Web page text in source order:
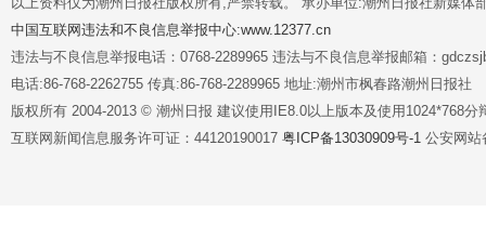
中国互联网违法和不良信息举报中心:www.12377.cn
违法与不良信息举报电话：0768-2289965 违法与不良信息举报邮箱：
电话:86-768-2262755 传真:86-768-2289965 地址:潮州市枫春路潮州日报社
版权所有 2004-2013 © 潮州日报 建议使用IE8.0以上版本及使用1024*768分
互联网新闻信息服务许可证：44120190017 粤ICP备13030909号-1 公安网站